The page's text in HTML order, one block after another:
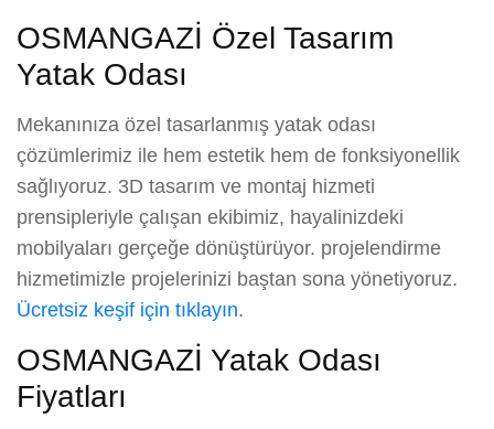
OSMANGAZİ Özel Tasarım
Yatak Odası
Mekanınıza özel tasarlanmış yatak odası
çözümlerimiz ile hem estetik hem de fonksiyonellik
sağlıyoruz. 3D tasarım ve montaj hizmeti
prensipleriyle çalışan ekibimiz, hayalinizdeki
mobilyaları gerçeğe dönüştürüyor. projelendirme
hizmetimizle projelerinizi baştan sona yönetiyoruz.
Ücretsiz keşif için tıklayın.
OSMANGAZİ Yatak Odası
Fiyatları